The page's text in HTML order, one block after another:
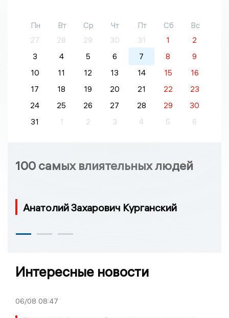
Пн Вт Ср Чт Пт Сб
Вс
27
28 29 30 31 1
2
3
4 5 6 7 8
9
10
11 12 13 14 15
16
17
18 19 20 21 22
23
24
25 26 27 28 29
30
31
1 2 3 4 5 6
100 самых влиятельных людей
Анатолий Захарович Курганский
Интересные новости
06/08 08:47